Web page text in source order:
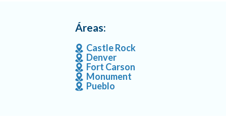
Áreas:
Castle Rock
Denver
Fort Carson
Monument
Pueblo